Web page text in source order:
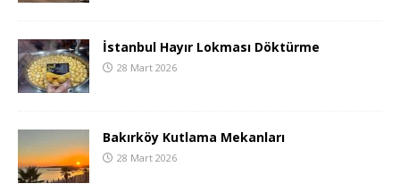
İstanbul Hayır Lokması Döktürme
28 Mart 2026
Bakırköy Kutlama Mekanları
28 Mart 2026